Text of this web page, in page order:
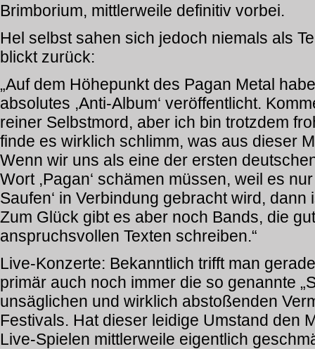
Brimborium, mittlerweile definitiv vorbei.
Hel selbst sahen sich jedoch niemals als
blickt zurück:
„Auf dem Höhepunkt des Pagan Metal
absolutes ,Anti-Album‘ veröffentlicht.
reiner Selbstmord, aber ich bin trotzdem
finde es wirklich schlimm, was aus dieser
Wenn wir uns als eine der ersten
Wort ,Pagan‘ schämen müssen, weil es
Saufen‘ in Verbindung gebracht wird,
Zum Glück gibt es aber noch Bands, die
anspruchsvollen Texten schreiben.“
Live-Konzerte: Bekanntlich trifft man
primär auch noch immer die so genannte
unsäglichen und wirklich abstoßenden
Festivals. Hat dieser leidige Umstand den
Live-Spielen mittlerweile eigentlich